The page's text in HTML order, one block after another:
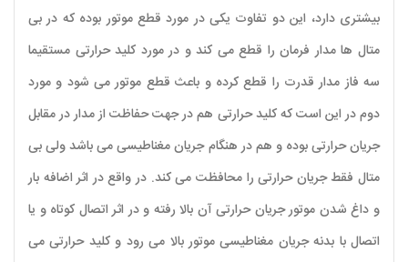
بیشتری دارد، این دو تفاوت یکی در مورد قطع موتور بوده که در بی
متال ها مدار فرمان را قطع می کند و در مورد کلید حرارتی مستقیما
سه فاز مدار قدرت را قطع کرده و باعث قطع موتور می شود و مورد
دوم در این است که کلید حرارتی هم در جهت حفاظت از مدار در مقابل
جریان حرارتی بوده و هم در هنگام جریان مغناطیسی می باشد ولی بی
متال فقط جریان حرارتی را محافظت می کند. در واقع در اثر اضافه بار
و داغ شدن موتور جریان حرارتی آن بالا رفته و در اثر اتصال کوتاه و یا
اتصال با بدنه جریان مغناطیسی موتور بالا می رود و کلید حرارتی می